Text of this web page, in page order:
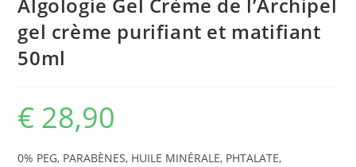
Algologie Gel Crème de l’Archipel
gel crème purifiant et matifiant
50ml
€ 28,90
0% PEG, PARABÈNES, HUILE MINÉRALE, PHTALATE,